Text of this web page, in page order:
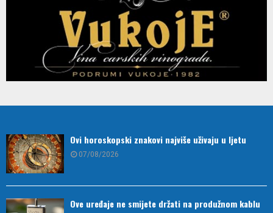
Ovi horoskopski znakovi najviše uživaju u ljetu
07/08/2026
Ove uređaje ne smijete držati na produžnom kablu